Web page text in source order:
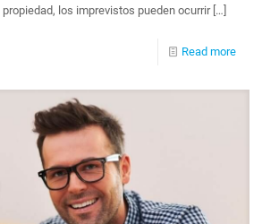
propiedad, los imprevistos pueden ocurrir[…]
Read more